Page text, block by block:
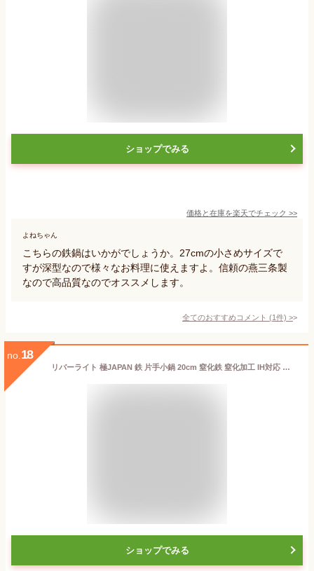
ショップでみる
価格と在庫を楽天でチェック >>
よねちゃん
こちらの鉄鍋はいかがでしょうか。27cmの小さめサイズで
すが深型なので様々なお料理に使えますよ。信頼の燕三条製
なので高品質なのでオススメします。
全てのおすすめコメント (1件) >
no. 18
リバーライト 極JAPAN 鉄 片手小鍋 20cm 窒化鉄 窒化加工 IH対応 サビにくい 日本製 J1420WH
ショップでみる